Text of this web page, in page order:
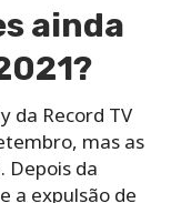
ainda
da Record TV
mas as
Depois da
a expulsão de